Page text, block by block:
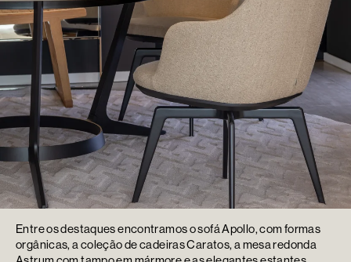
Entre os destaques encontramos o sofá Apollo, com formas
orgânicas, a coleção de cadeiras Caratos, a mesa redonda